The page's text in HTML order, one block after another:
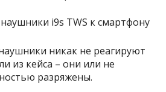
никак не реагируют
из кейса – они или не
разряжены.